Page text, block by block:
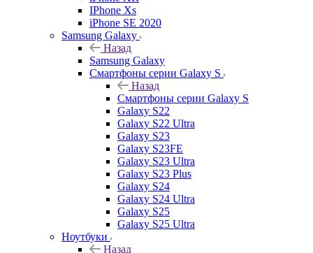
IPhone Xs
iPhone SE 2020
Samsung Galaxy
Назад
Samsung Galaxy
Смартфоны серии Galaxy S
Назад
Смартфоны серии Galaxy S
Galaxy S22
Galaxy S22 Ultra
Galaxy S23
Galaxy S23FE
Galaxy S23 Ultra
Galaxy S23 Plus
Galaxy S24
Galaxy S24 Ultra
Galaxy S25
Galaxy S25 Ultra
Ноутбуки
Назад